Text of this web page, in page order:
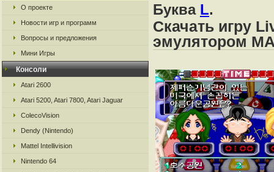
О проекте
Новости игр и программ
Вопросы и предложения
Мини Игры
Консоли
Atari 2600
Atari 5200, Atari 7800, Atari Jaguar
ColecoVision
Dendy (Nintendo)
Mattel Intellivision
Nintendo 64
Буква L.
Скачать игру
эмулятором